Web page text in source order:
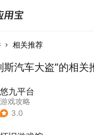
相关推荐
斯汽车大盗”的相关
悠九平台
游戏攻略
3.0